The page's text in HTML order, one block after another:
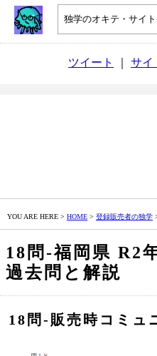
ツイート サイ
YOU ARE HERE > HOME > 登録販売者の独学
18問‐福岡県 R2
過去問と解説
18問‐販売時コミュ